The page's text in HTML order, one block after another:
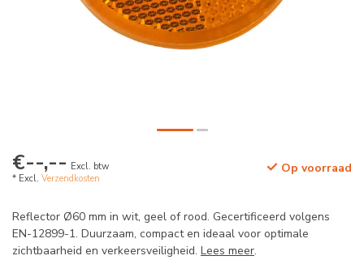
€--,-- Excl. btw
* Excl. Verzendkosten
Op voorraad
Reflector Ø60 mm in wit, geel of rood. Gecertificeerd volgens
EN-12899-1. Duurzaam, compact en ideaal voor optimale
zichtbaarheid en verkeersveiligheid. Lees meer.